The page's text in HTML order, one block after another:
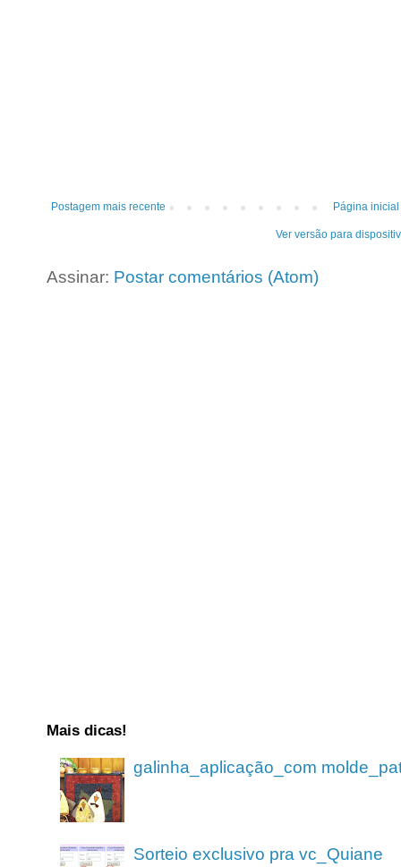
Postagem mais recente Página inicial
Ver versão para
Assinar: Postar comentários (Atom)
Mais dicas!
galinha_aplicação_com
Sorteio exclusivo pra vc_Quiane